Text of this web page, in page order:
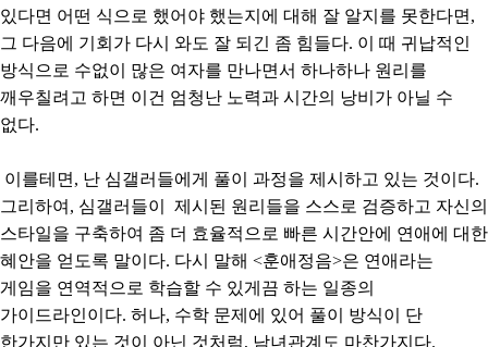
있다면 어떤 식으로 했어야 했는지에 대해 잘 알지를 못한다면,
그 다음에 기회가 다시 와도 잘 되긴 좀 힘들다. 이 때 귀납적인
방식으로 수없이 많은 여자를 만나면서 하나하나 원리를
깨우칠려고 하면 이건 엄청난 노력과 시간의 낭비가 아닐 수
없다.
이를테면, 난 심갤러들에게 풀이 과정을 제시하고 있는 것이다.
그리하여, 심갤러들이 제시된 원리들을 스스로 검증하고 자신의
스타일을 구축하여 좀 더 효율적으로 빠른 시간안에 연애에 대한
혜안을 얻도록 말이다. 다시 말해 <훈애정음>은 연애라는
게임을 연역적으로 학습할 수 있게끔 하는 일종의
가이드라인이다. 허나, 수학 문제에 있어 풀이 방식이 단
한가지만 있는 것이 아닌 것처럼, 남녀관계도 마찬가지다.